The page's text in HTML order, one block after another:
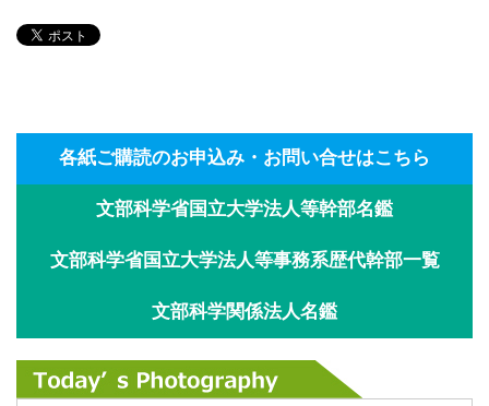
各紙ご購読のお申込み・お問い合せはこちら
文部科学省国立大学法人等幹部名鑑
文部科学省国立大学法人等事務系歴代幹部一覧
文部科学関係法人名鑑